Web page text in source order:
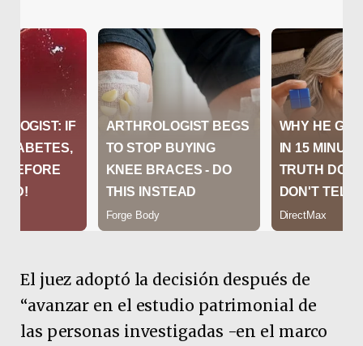
El juez adoptó la decisión después de
“avanzar en el estudio patrimonial de
las personas investigadas -en el marco